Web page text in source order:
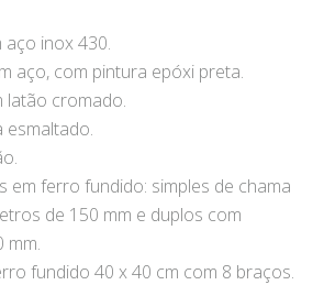
aço inox 430.
aço, com pintura epóxi preta.
latão cromado.
esmaltado.
em ferro fundido: simples de chama
de 150 mm e duplos com
mm.
fundido 40 x 40 cm com 8 braços.